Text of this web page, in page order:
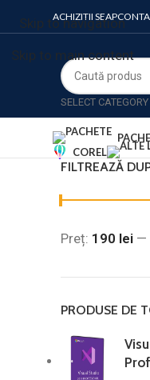
Skip to navigation
Skip to main content
ACHIZITII SEAP
SELECT CATEGORY
COREL
FILTREAZĂ
Preț: 190 lei —
PRODUSE DE